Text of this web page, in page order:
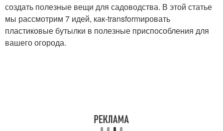
создать полезные вещи для садоводства. В этой статье
мы рассмотрим 7 идей, как-transformировать
пластиковые бутылки в полезные приспособления для
вашего огорода.